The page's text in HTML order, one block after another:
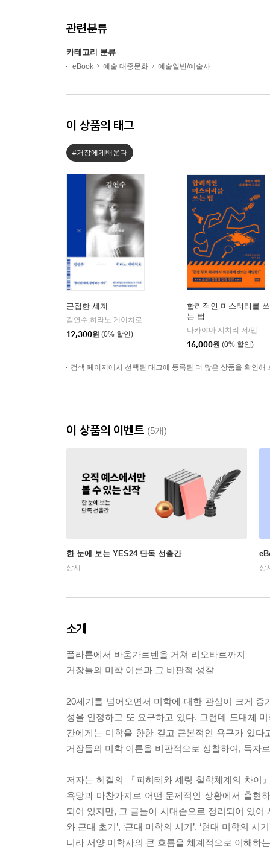
관련분류
카테고리 분류
eBook 예술 대중문화 예술일반/예술사
이 상품의 태그
#거장에게배운다
근접한 세계
북다
12,300원 (0% 할인)
합리적인 미스터리를 쓰
는 법
16,000원 (0% 할인)
검색 페이지에서 선택된 태그에 등록된 더 많은 상품을 확인해
이 상품의 이벤트 (5개)
한 눈에 보는 YES24 단독 선출간
상시 상
소개
플라톤에서 바움가르텐을 거쳐 리오타르까지
거장들의 미학 이론과 그 비판적 성찰
20세기를 넘어오면서 미학에 대한 관심이 크게
성을 인정하고 또 요구하고 있다. 그런데 도대체
간에게는 미학을 향한 깊고 근본적인 욕구가 있
거장들의 미학 이론을 비판적으로 성찰하여, 독자
저자는 헤겔의 『피히테와 셰링 철학체계의 차이
욕망과 마찬가지로 어떤 문제적인 상황에서 출현
되어 있지만, 그 글들이 시대순으로 정리되어 있어
와 근대 초기’, ‘근대 미학의 시기’, ‘현대 미학의
니라 서양 미학사의 큰 흐름을 체계적으로 이해하